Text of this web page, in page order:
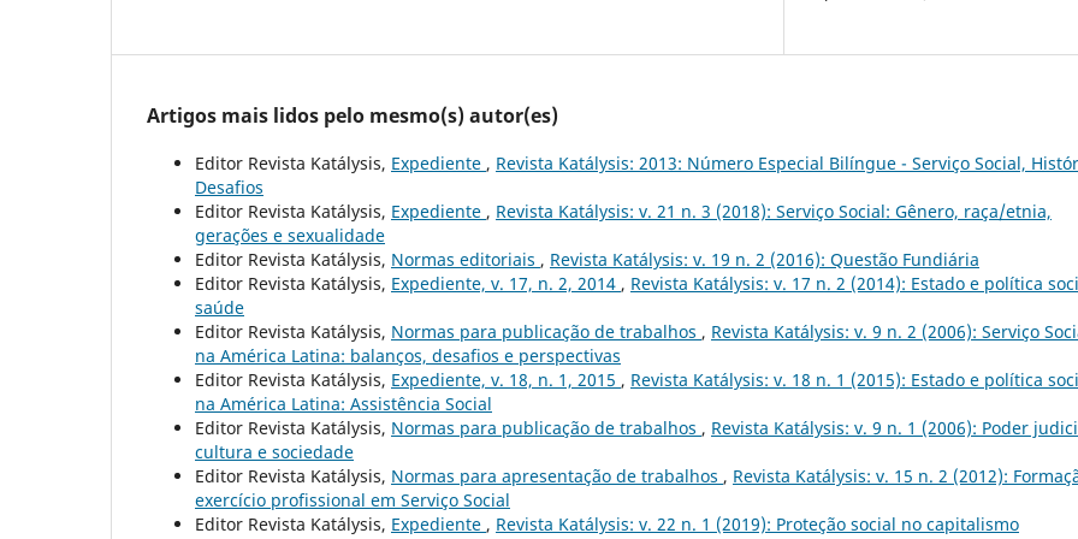
Artigos mais lidos pelo mesmo(s) autor(es)
Editor Revista Katálysis, Expediente , Revista Katálysis: 2013: Número Especial Bilíngue - Serviço Social,
Desafios
Editor Revista Katálysis, Expediente , Revista Katálysis: v. 21 n. 3 (2018): Serviço Social: Gênero, raça/etnia,
gerações e sexualidade
Editor Revista Katálysis, Normas editoriais , Revista Katálysis: v. 19 n. 2 (2016): Questão Fundiária
Editor Revista Katálysis, Expediente, v. 17, n. 2, 2014 , Revista Katálysis: v. 17 n. 2 (2014): Estado e política
saúde
Editor Revista Katálysis, Normas para publicação de trabalhos , Revista Katálysis: v. 9 n. 2 (2006): Serviço
na América Latina: balanços, desafios e perspectivas
Editor Revista Katálysis, Expediente, v. 18, n. 1, 2015 , Revista Katálysis: v. 18 n. 1 (2015): Estado e política
na América Latina: Assistência Social
Editor Revista Katálysis, Normas para publicação de trabalhos , Revista Katálysis: v. 9 n. 1 (2006): Poder
cultura e sociedade
Editor Revista Katálysis, Normas para apresentação de trabalhos , Revista Katálysis: v. 15 n. 2 (2012):
exercício profissional em Serviço Social
Editor Revista Katálysis, Expediente , Revista Katálysis: v. 22 n. 1 (2019): Proteção social no capitalismo